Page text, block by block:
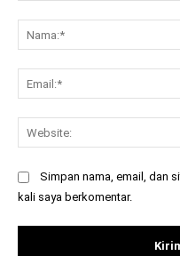
Simpan nama, email, dan
kali saya berkomentar.